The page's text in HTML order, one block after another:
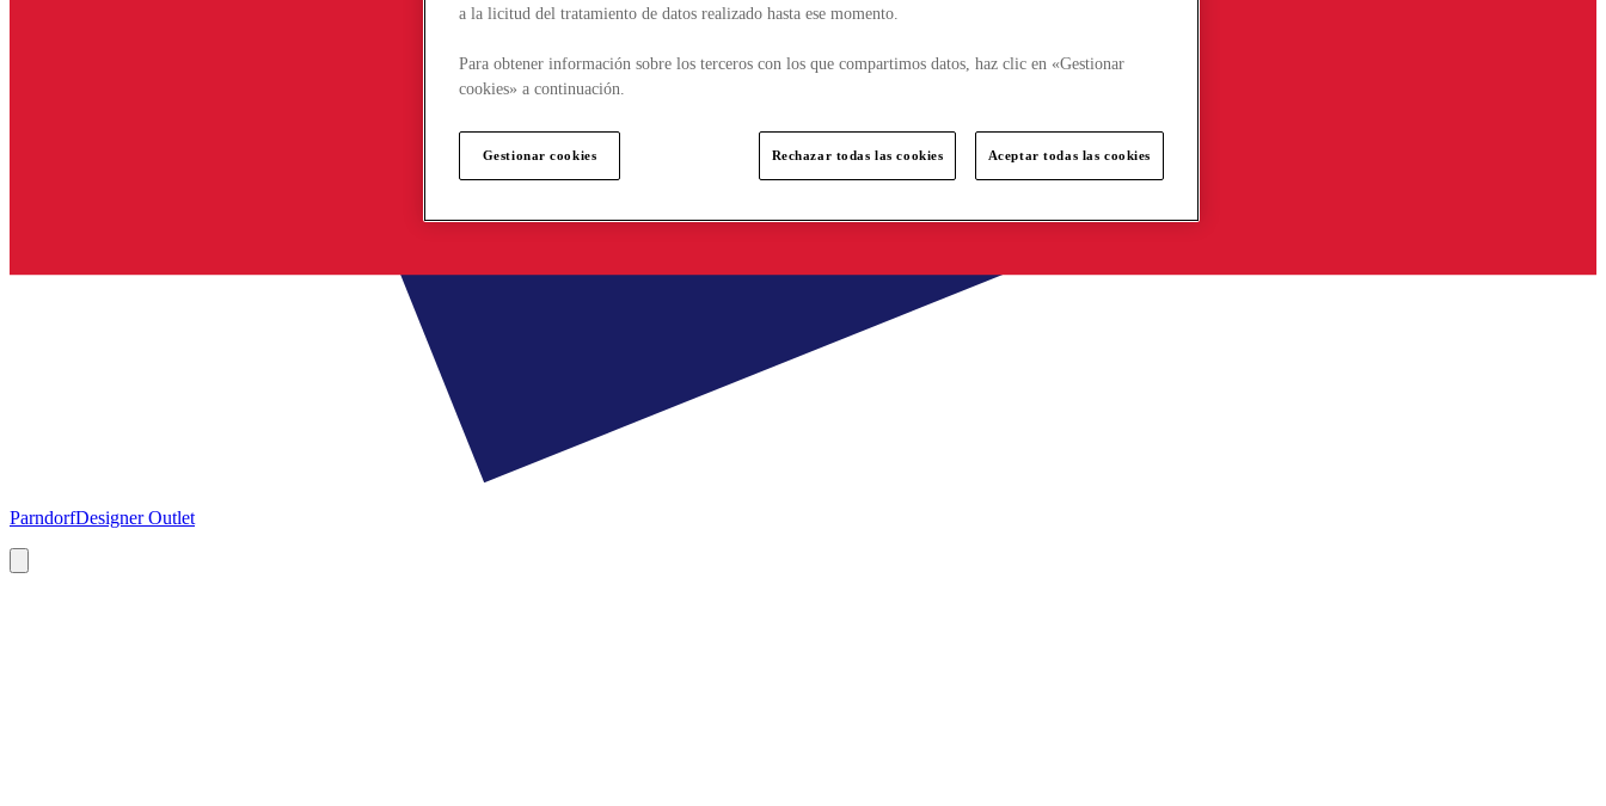
ParndorfDesigner Outlet
a la licitud del tratamiento de datos realizado hasta ese momento.
Para obtener información sobre los terceros con los que compartimos datos, haz clic en «Gestionar
cookies» a continuación.
Gestionar cookies Rechazar todas las cookies Aceptar todas las cookies